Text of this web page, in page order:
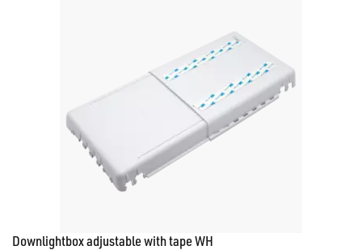
Downlightbox adjustable with tape WH